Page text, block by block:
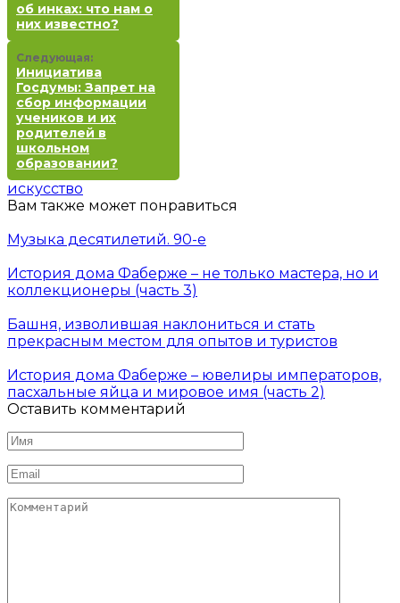
об инках: что нам о
них известно?
Следующая:
Инициатива
Госдумы: Запрет на
сбор информации
учеников и их
родителей в
школьном
образовании?
искусство
Вам также может понравиться
Музыка десятилетий. 90-е
История дома Фаберже – не только мастера, но и
коллекционеры (часть 3)
Башня, изволившая наклониться и стать
прекрасным местом для опытов и туристов
История дома Фаберже – ювелиры императоров,
пасхальные яйца и мировое имя (часть 2)
Оставить комментарий
Имя
*
Email
*
Комментарий